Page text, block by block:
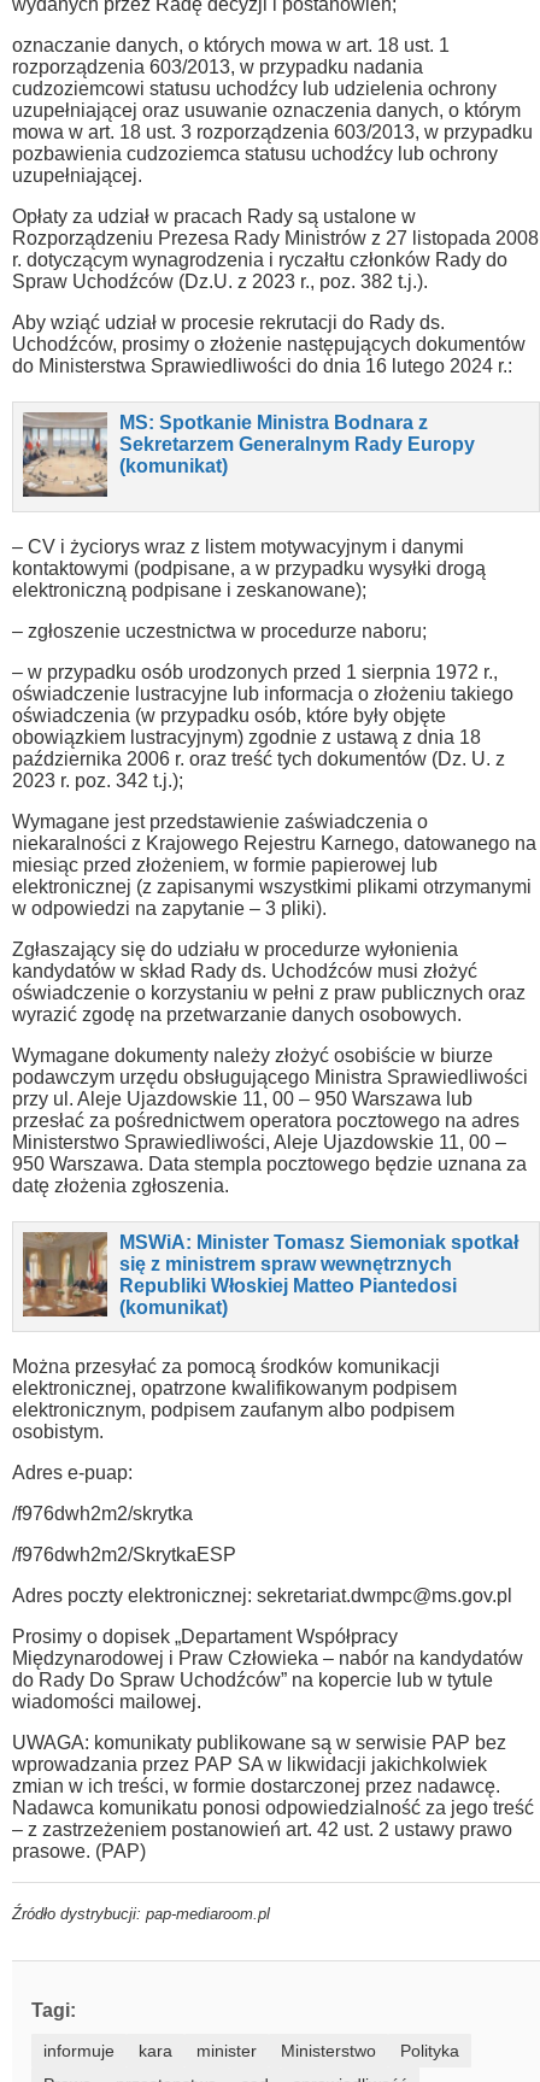
oznaczanie danych, o których mowa w art. 18 ust. 1
rozporządzenia 603/2013, w przypadku nadania
cudzoziemcowi statusu uchodźcy lub udzielenia ochrony
uzupełniającej oraz usuwanie oznaczenia danych, o którym
mowa w art. 18 ust. 3 rozporządzenia 603/2013, w przypadku
pozbawienia cudzoziemca statusu uchodźcy lub ochrony
uzupełniającej.
Opłaty za udział w pracach Rady są ustalone w
Rozporządzeniu Prezesa Rady Ministrów z 27 listopada 2008
r. dotyczącym wynagrodzenia i ryczałtu członków Rady do
Spraw Uchodźców (Dz.U. z 2023 r., poz. 382 t.j.).
Aby wziąć udział w procesie rekrutacji do Rady ds.
Uchodźców, prosimy o złożenie następujących dokumentów
do Ministerstwa Sprawiedliwości do dnia 16 lutego 2024 r.:
MS: Spotkanie Ministra Bodnara z
Sekretarzem Generalnym Rady Europy
(komunikat)
– CV i życiorys wraz z listem motywacyjnym i danymi
kontaktowymi (podpisane, a w przypadku wysyłki drogą
elektroniczną podpisane i zeskanowane);
– zgłoszenie uczestnictwa w procedurze naboru;
– w przypadku osób urodzonych przed 1 sierpnia 1972 r.,
oświadczenie lustracyjne lub informacja o złożeniu takiego
oświadczenia (w przypadku osób, które były objęte
obowiązkiem lustracyjnym) zgodnie z ustawą z dnia 18
października 2006 r. oraz treść tych dokumentów (Dz. U. z
2023 r. poz. 342 t.j.);
Wymagane jest przedstawienie zaświadczenia o
niekaralności z Krajowego Rejestru Karnego, datowanego na
miesiąc przed złożeniem, w formie papierowej lub
elektronicznej (z zapisanymi wszystkimi plikami otrzymanymi
w odpowiedzi na zapytanie – 3 pliki).
Zgłaszający się do udziału w procedurze wyłonienia
kandydatów w skład Rady ds. Uchodźców musi złożyć
oświadczenie o korzystaniu w pełni z praw publicznych oraz
wyrazić zgodę na przetwarzanie danych osobowych.
Wymagane dokumenty należy złożyć osobiście w biurze
podawczym urzędu obsługującego Ministra Sprawiedliwości
przy ul. Aleje Ujazdowskie 11, 00 – 950 Warszawa lub
przesłać za pośrednictwem operatora pocztowego na adres
Ministerstwo Sprawiedliwości, Aleje Ujazdowskie 11, 00 –
950 Warszawa. Data stempla pocztowego będzie uznana za
datę złożenia zgłoszenia.
MSWiA: Minister Tomasz Siemoniak spotkał
się z ministrem spraw wewnętrznych
Republiki Włoskiej Matteo Piantedosi
(komunikat)
Można przesyłać za pomocą środków komunikacji
elektronicznej, opatrzone kwalifikowanym podpisem
elektronicznym, podpisem zaufanym albo podpisem
osobistym.
Adres e-puap:
/f976dwh2m2/skrytka
/f976dwh2m2/SkrytkaESP
Adres poczty elektronicznej: sekretariat.dwmpc@ms.gov.pl
Prosimy o dopisek „Departament Współpracy
Międzynarodowej i Praw Człowieka – nabór na kandydatów
do Rady Do Spraw Uchodźców” na kopercie lub w tytule
wiadomości mailowej.
UWAGA: komunikaty publikowane są w serwisie PAP bez
wprowadzania przez PAP SA w likwidacji jakichkolwiek
zmian w ich treści, w formie dostarczonej przez nadawcę.
Nadawca komunikatu ponosi odpowiedzialność za jego treść
– z zastrzeżeniem postanowień art. 42 ust. 2 ustawy prawo
prasowe. (PAP)
Źródło dystrybucji: pap-mediaroom.pl
Tagi:
informuje kara minister Ministerstwo
Polityka